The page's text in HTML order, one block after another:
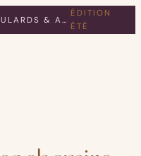
LE CARNET DES ÉCHARPES, FOULARDS & ACCESSOIRES
ÉDITION
ÉTÉ